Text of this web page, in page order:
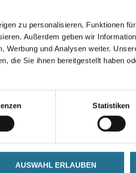
zu personalisieren, Funktionen
Außerdem geben wir
Werbung und Analysen weiter.
die Sie ihnen bereitgestellt haben
Statistiken
AUSWAHL ERLAUBEN
aufgelaufenen Verzugszinsen und
nach deren Zugang schriftlich
Einwendungen gilt als Genehmigung
Gutschrift nicht richtig ist.
fällig. Der Verkäufer ist in diesem
abhängig zu machen.
zulässig. Gleiches gilt für die
keiner weiteren Lieferung aus
des Käufers gefährdet wird, oder
nach Vertragsschluss schließen
mit dem Käufer fällig zu stellen.
speichern und zu verarbeiten, soweit